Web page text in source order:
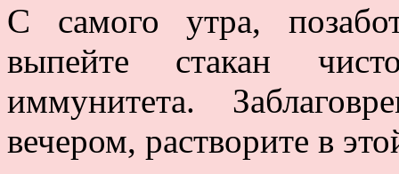
С самого утра,
выпейте стакан
иммунитета.
вечером, растворите в